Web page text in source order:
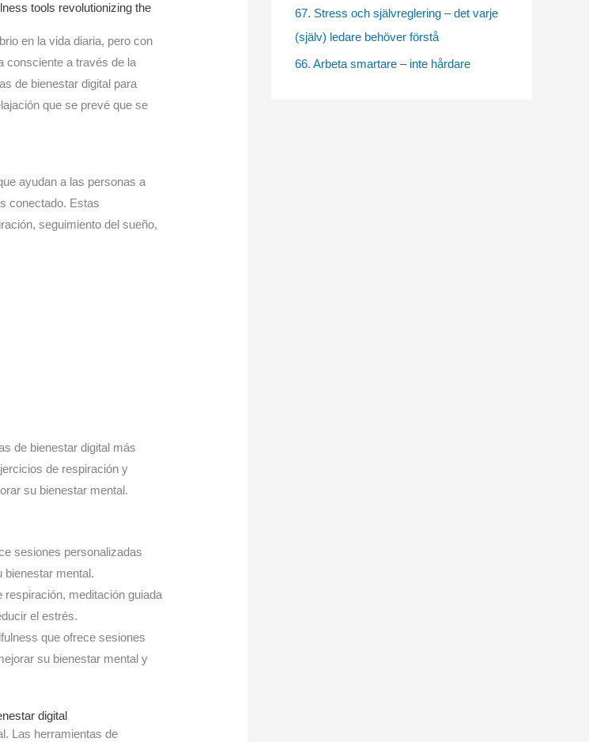
tools revolutionizing the
en la vida diaria, pero con
consciente a través de la
de bienestar digital para
que se prevé que se
ayudan a las personas a
conectado. Estas
seguimiento del sueño,
de bienestar digital más
de respiración y
su bienestar mental.
sesiones personalizadas
bienestar mental.
respiración, meditación guiada
el estrés.
que ofrece sesiones
su bienestar mental y
digital
Las herramientas de
67. Stress och självreglering – det varje
(själv) ledare behöver förstå
66. Arbeta smartare – inte hårdare